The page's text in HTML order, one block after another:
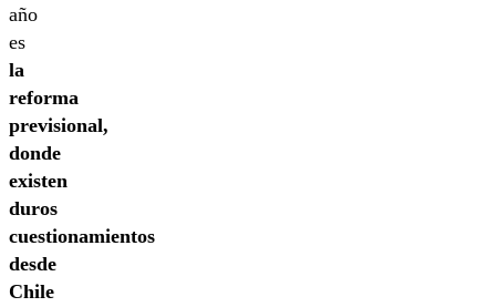
año
es
la
reforma
previsional,
donde
existen
duros
cuestionamientos
desde
Chile